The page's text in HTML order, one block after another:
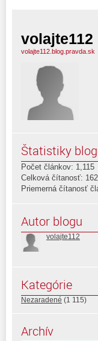
volajte112
volajte112.blog.pravda.sk
Štatistiky
Počet článkov: 1,115
Celková čítanosť:
Priemerná čítanosť
Autor blogu
volajte112
Kategórie
Nezaradené (1 115)
Archív